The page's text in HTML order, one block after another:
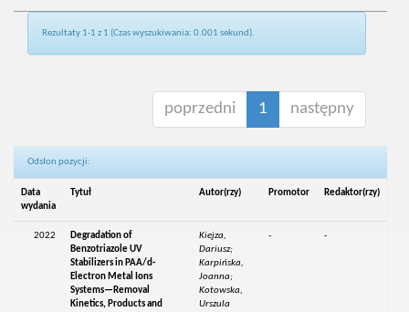
Rezultaty 1-1 z 1 (Czas wyszukiwania: 0.001 sekund).
poprzedni 1 następny
Odsłon pozycji:
Data
wydania
Tytuł Autor(rzy) Promotor Redaktor(rzy)
2022
Degradation of
Benzotriazole UV
Stabilizers in PAA/d-
Electron Metal Ions
Systems—Removal
Kinetics, Products and
Kiejza,
Dariusz;
Karpińska,
Joanna;
Kotowska,
Urszula
- -